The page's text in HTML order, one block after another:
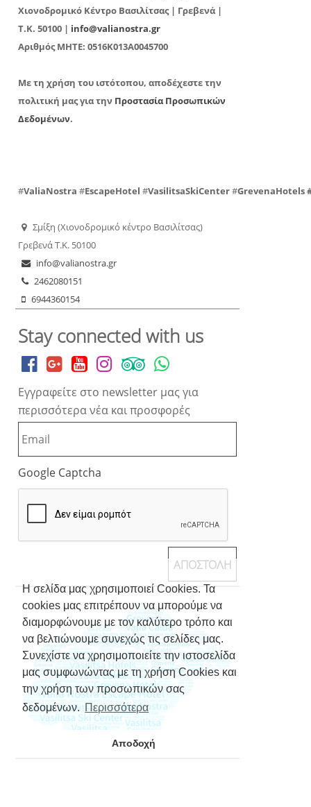
Η σελίδα μας χρησιμοποιεί Cookies. Τα
cookies μας επιτρέπουν να μπορούμε να
διαμορφώνουμε με τον καλύτερο τρόπο και
να βελτιώνουμε συνεχώς τις σελίδες μας.
Συνεχίστε να χρησιμοποιείτε την ιστοσελίδα
μας συμφωνώντας με τη χρήση Cookies και
την χρήση των προσωπικών σας
δεδομένων. Περισσότερα
Αποδοχή
Χιονοδρομικό Κέντρο Βασιλίτσας | Γρεβενά |
T.K. 50100 | info@valianostra.gr
Αριθμός ΜΗΤΕ: 0516K013A0045700
Με τη χρήση του ιστότοπου, αποδέχεστε την
πολιτική μας για την Προστασία Προσωπικών
Δεδομένων.
#ValiaNostra#EscapeHotel #VasilitsaSkiCenter#GrevenaHotels
Σμίξη (Χιονοδρομικό κέντρο Βασιλίτσας)
Γρεβενά Τ.Κ. 50100
info@valianostra.gr
2462080151
6944360154
Stay connected with us
Εγγραφείτε στο newsletter μας για
περισσότερα νέα και προσφορές
Google Captcha